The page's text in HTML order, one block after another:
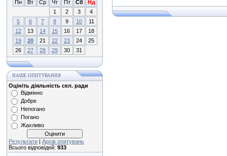
Пн
Вт Ср Чт Пт Сб
Нд
1
2 3
4
5
6 7 8 9 10
11
12
13 14 15 16 17
18
19
20 21 22 23 24
25
26
27 28 29 30 31
НАШЕ ОПИТУВАННЯ
Оцініть діяльність сел. ради
Відмінно
Добре
Непогано
Погано
Жахливо
Результати | Архів опитувань
Всього відповідей: 933